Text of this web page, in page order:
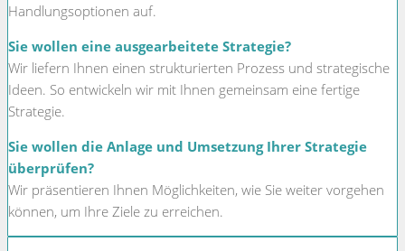
Handlungsoptionen auf.
Sie wollen eine ausgearbeitete Strategie?
Wir liefern Ihnen einen strukturierten Prozess und strategische
Ideen. So entwickeln wir mit Ihnen gemeinsam eine fertige
Strategie.
Sie wollen die Anlage und Umsetzung Ihrer Strategie
überprüfen?
Wir präsentieren Ihnen Möglichkeiten, wie Sie weiter vorgehen
können, um Ihre Ziele zu erreichen.